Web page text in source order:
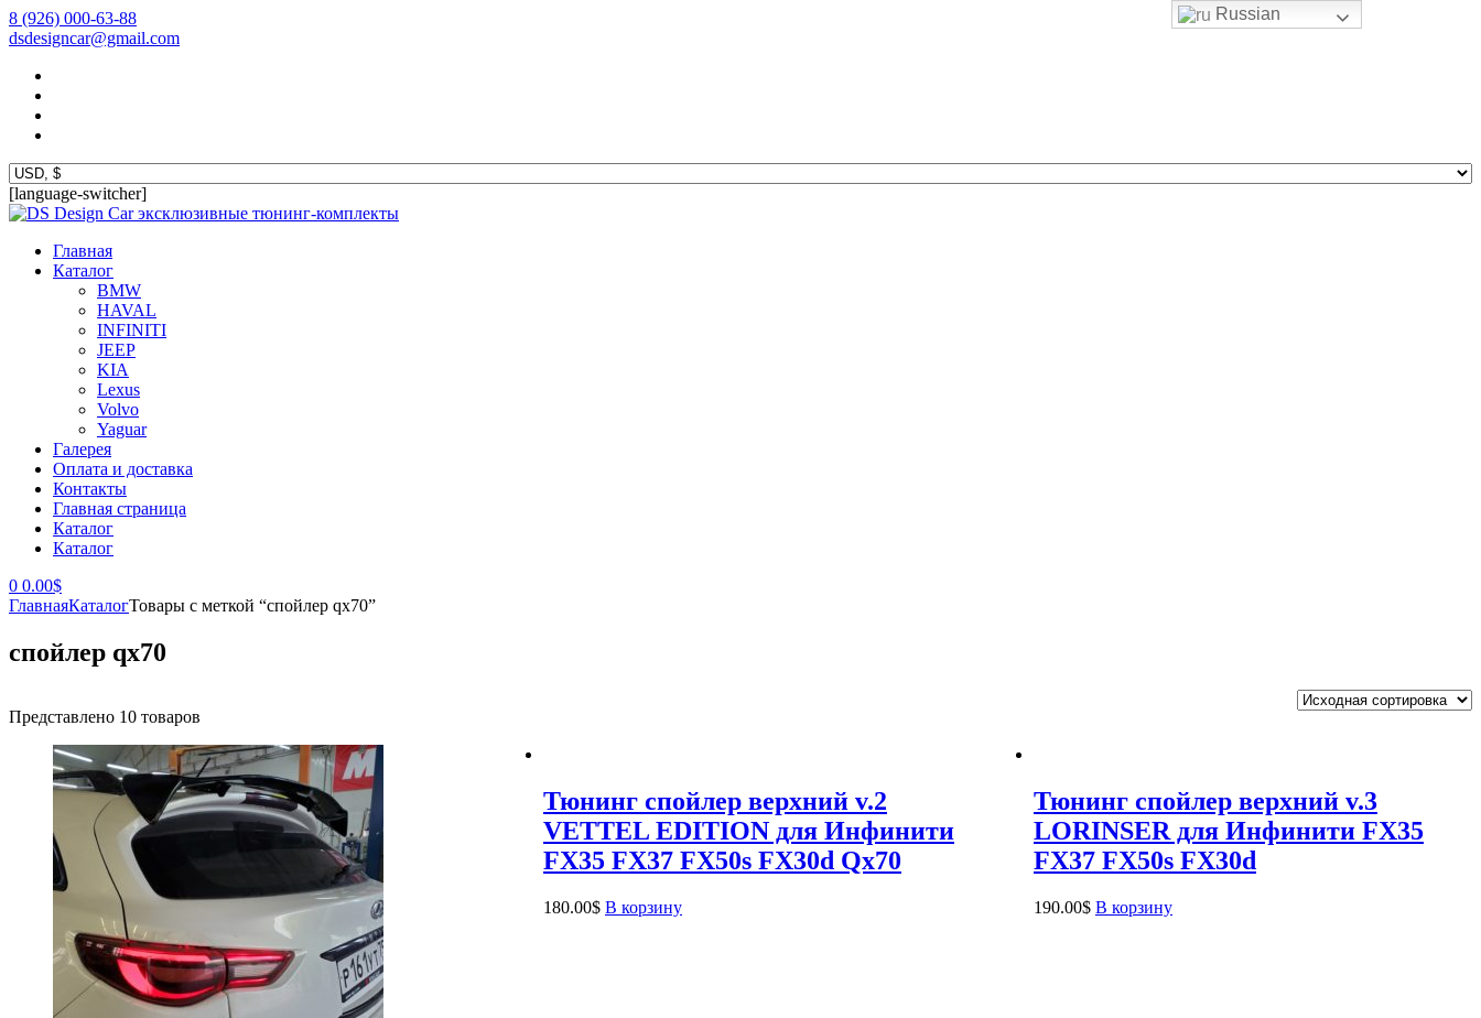
8 (926) 000-63-88
dsdesigncar@gmail.com
[language-switcher]
эксклюзивные тюнинг-комплекты
Главная
Каталог
BMW
HAVAL
INFINITI
JEEP
KIA
Lexus
Volvo
Yaguar
Галерея
Оплата и доставка
Контакты
Главная страница
Каталог
Каталог
0 0.00$
ГлавнаяКаталогТовары с меткой “спойлер qx70”
спойлер qx70
Представлено 10 товаров
Тюнинг спойлер верхний v.2
VETTEL EDITION для Инфинити
FX35 FX37 FX50s FX30d Qx70
180.00$ В корзину
Тюнинг спойлер верхний v.3
LORINSER для Инфинити FX35
FX37 FX50s FX30d
190.00$ В корзину
Russian